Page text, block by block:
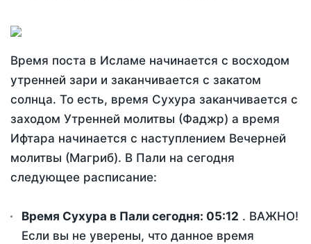
Время поста в Исламе начинается с восходом
утренней зари и заканчивается с закатом
солнца. То есть, время Сухура заканчивается с
заходом Утренней молитвы (Фаджр) а время
Ифтара начинается с наступлением Вечерней
молитвы (Магриб). В Пали на сегодня
следующее расписание:
Время Сухура в Пали сегодня: 05:12 . ВАЖНО!
Если вы не уверены, что данное время